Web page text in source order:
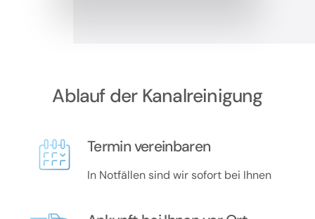
Ablauf der Kanalreinigung
Termin vereinbaren
In Notfällen sind wir sofort bei Ihnen